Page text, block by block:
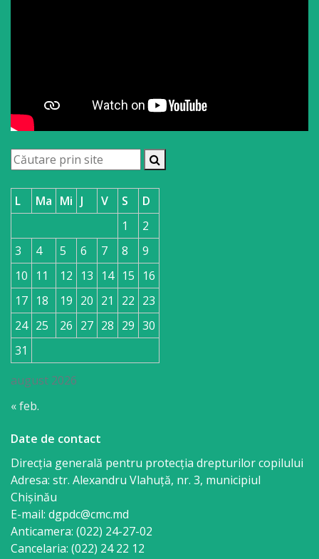
august 2026
L Ma Mi J V S
D
1
2
3
4 5 6 7 8
9
10
11 12 13 14 15
16
17 18 19 20 21 22 23
24 25 26 27 28 29 30
31
« feb.
Date de contact
Direcția generală pentru protecția drepturilor copilului
Adresa: str. Alexandru Vlahuţă, nr. 3, municipiul
Chişinău
E-mail: dgpdc@cmc.md
Anticamera: (022) 24-27-02
Cancelaria: (022) 24 22 12